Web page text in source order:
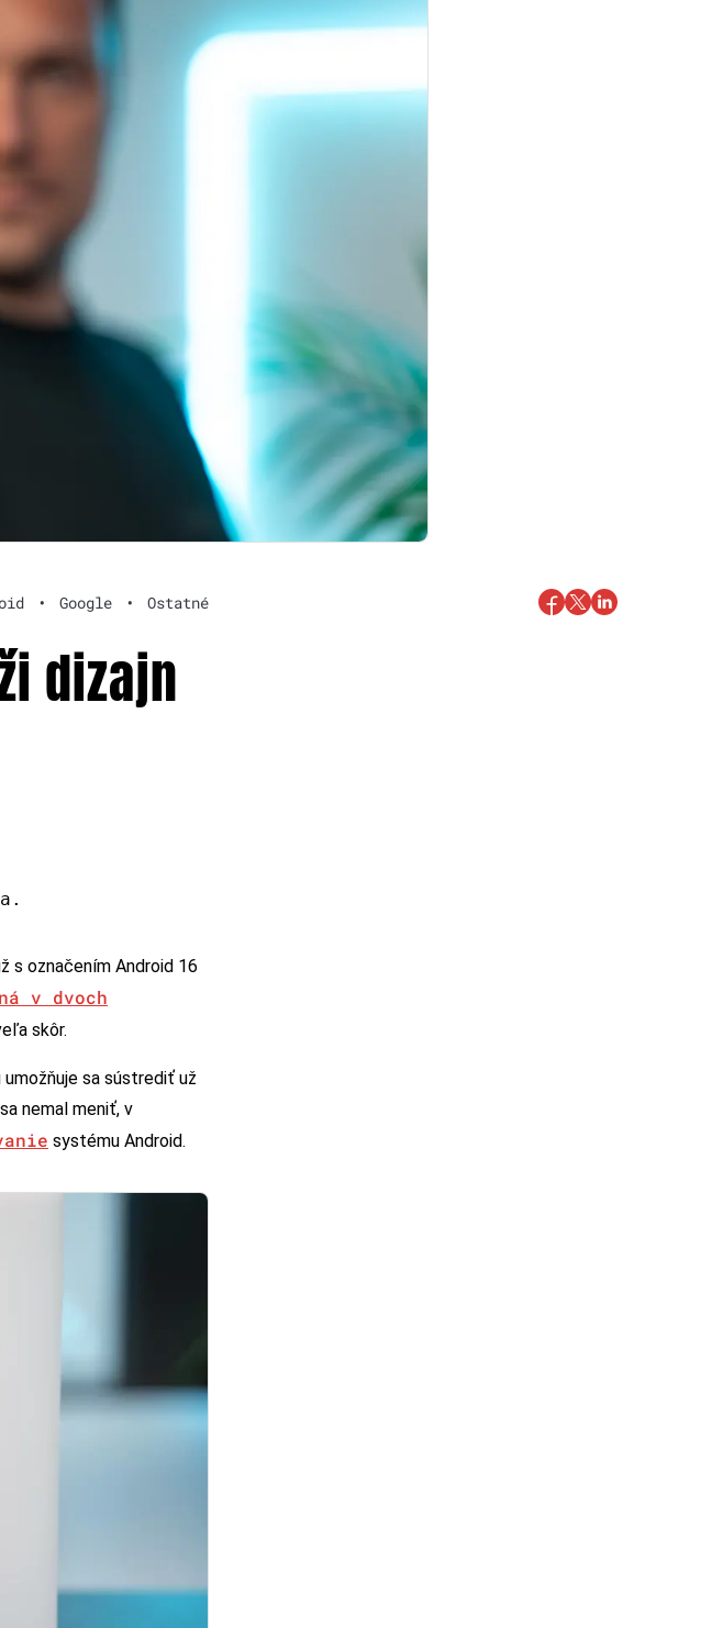
• Google • Ostatné
dizajn
s označením Android 16
v dvoch
skôr.
umožňuje sa sústrediť už
nemal meniť, v
systému Android.